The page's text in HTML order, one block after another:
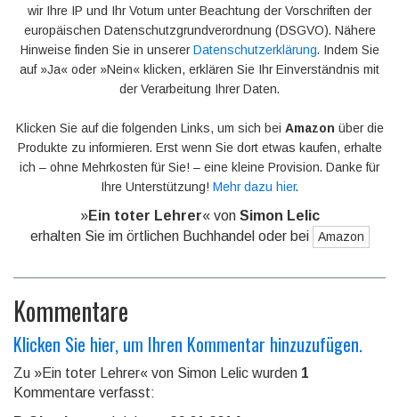
wir Ihre IP und Ihr Votum unter Beachtung der Vorschriften der
europäischen Datenschutzgrundverordnung (DSGVO). Nähere
Hinweise finden Sie in unsererDatenschutzerklärung. Indem Sie
auf »Ja« oder »Nein« klicken, erklären Sie Ihr Einverständnis mit
der Verarbeitung Ihrer Daten.
Klicken Sie auf die folgenden Links, um sich bei Amazon über die
Produkte zu informieren. Erst wenn Sie dort etwas kaufen, erhalte
ich – ohne Mehrkosten für Sie! – eine kleine Provision. Danke für
Ihre Unterstützung! Mehr dazu hier.
»Ein toter Lehrer« von Simon Lelic
erhalten Sie im örtlichen Buchhandel oder bei
Amazon
Kommentare
Klicken Sie hier, um Ihren Kommentar hinzuzufügen.
Zu »Ein toter Lehrer« von Simon Lelic wurden 1
Kommentare verfasst: